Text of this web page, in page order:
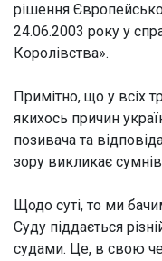
рішення
24.06.2003 року у
Королівства».
Примітно, що у всіх
якихось причин
позивача та
зору викликає
Щодо суті, то ми
Суду піддається
судами. Це, в свою